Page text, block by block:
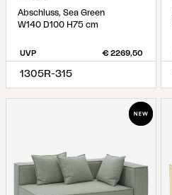
Abschluss, Sea Green
W140 D100 H75 cm
UVP € 2269,50
1305R-315